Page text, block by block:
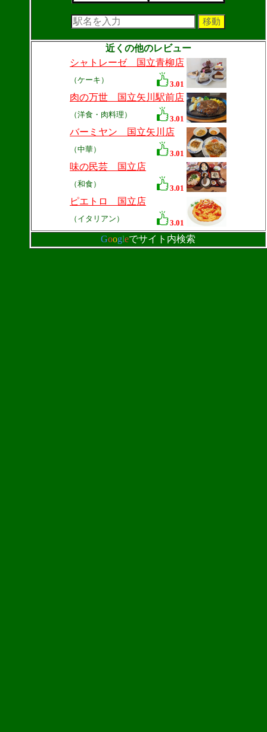
近くの他のレビュー
シャトレーゼ 国立青柳店
（ケーキ） 3.01
肉の万世 国立矢川駅前店
（洋食・肉料理） 3.01
バーミヤン 国立矢川店
（中華） 3.01
味の民芸 国立店
（和食） 3.01
ピエトロ 国立店
（イタリアン） 3.01
Googleでサイト内検索